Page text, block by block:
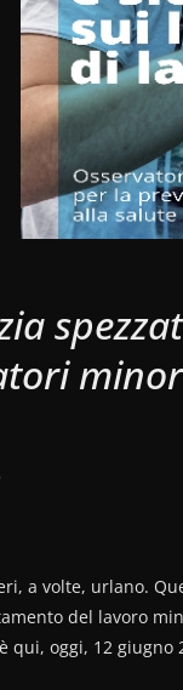
a volte, urlano.
del lavoro
qui, oggi, 12 giugno